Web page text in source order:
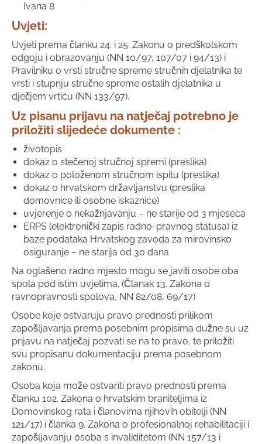
Ivana 8
Uvjeti:
Uvjeti prema članku 24. i 25. Zakonu o predškolskom
odgoju i obrazovanju (NN 10/97, 107/07 i 94/13) i
Pravilniku o vrsti stručne spreme stručnih djelatnika te
vrsti i stupnju stručne spreme ostalih djelatnika u
dječjem vrtiću (NN 133/97).
Uz pisanu prijavu na natječaj potrebno je
priložiti slijedeće dokumente :
životopis
dokaz o stečenoj stručnoj spremi (preslika)
dokaz o položenom stručnom ispitu (preslika)
dokaz o hrvatskom državljanstvu (preslika
domovnice ili osobne iskaznice)
uvjerenje o nekažnjavanju – ne starije od 3 mjeseca
ERPS (elektronički zapis radno-pravnog statusa) iz
baze podataka Hrvatskog zavoda za mirovinsko
osiguranje – ne starija od 30 dana
Na oglašeno radno mjesto mogu se javiti osobe oba
spola pod istim uvjetima. (Članak 13. Zakona o
ravnopravnosti spolova, NN 82/08, 69/17)
Osobe koje ostvaruju pravo prednosti prilikom
zapošljavanja prema posebnim propisima dužne su uz
prijavu na natječaj pozvati se na to pravo, te priložiti
svu propisanu dokumentaciju prema posebnom
zakonu.
Osoba koja može ostvariti pravo prednosti prema
članku 102. Zakona o hrvatskim braniteljima iz
Domovinskog rata i članovima njihovih obitelji (NN
121/17) i članka 9. Zakona o profesionalnoj rehabilitaciji i
zapošljavanju osoba s invaliditetom (NN 157/13 i